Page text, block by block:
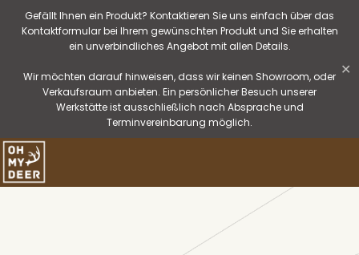
Gefällt Ihnen ein Produkt? Kontaktieren Sie uns einfach über das
Kontaktformular bei Ihrem gewünschten Produkt und Sie erhalten
ein unverbindliches Angebot mit allen Details.
Wir möchten darauf hinweisen, dass wir keinen Showroom, oder
Verkaufsraum anbieten. Ein persönlicher Besuch unserer
Werkstätte ist ausschließlich nach Absprache und
Terminvereinbarung möglich.
✕